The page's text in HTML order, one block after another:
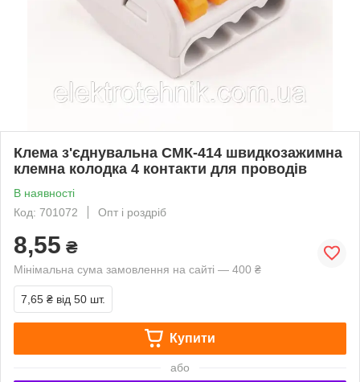
Клема з'єднувальна СМК-414 швидкозажимна
клемна колодка 4 контакти для проводів
В наявності
Код: 701072
Опт і роздріб
8,55 ₴
Мінімальна сума замовлення на сайті — 400 ₴
7,65 ₴ від 50 шт.
Купити
або